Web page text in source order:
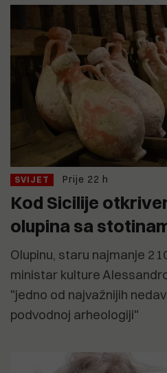
SVIJET Prije 22 h
Kod Sicilije
olupina sa
Olupinu, staru najmanje
ministar kulture
"jedno od najvažnijih
podvodnoj arheologiji"